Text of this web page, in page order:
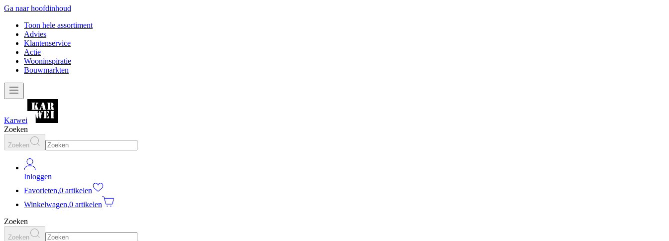
Ga naar hoofdinhoud
Toon hele assortiment
Advies
Klantenservice
Actie
Wooninspiratie
Bouwmarkten
Karwei
Zoeken
Zoeken
Inloggen
Favorieten,0 artikelen
Winkelwagen,0 artikelen
Zoeken
Zoeken